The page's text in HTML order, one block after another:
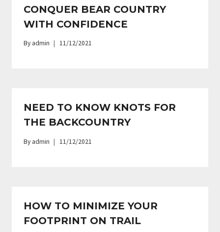
CONQUER BEAR COUNTRY
WITH CONFIDENCE
By admin 11/12/2021
NEED TO KNOW KNOTS FOR
THE BACKCOUNTRY
By admin 11/12/2021
HOW TO MINIMIZE YOUR
FOOTPRINT ON TRAIL